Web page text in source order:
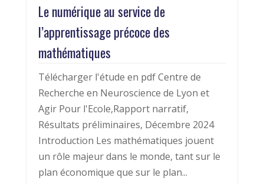
Le numérique au service de
l’apprentissage précoce des
mathématiques
Télécharger l'étude en pdf Centre de
Recherche en Neuroscience de Lyon et
Agir Pour l'Ecole,Rapport narratif,
Résultats préliminaires, Décembre 2024
Introduction Les mathématiques jouent
un rôle majeur dans le monde, tant sur le
plan économique que sur le plan...